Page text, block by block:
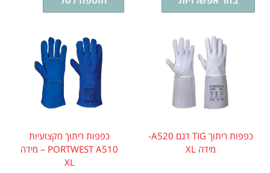
כפפות ריתוך TIG דגם A520-
מידה XL
כפפות ריתוך מקצועיות
PORTWEST A510 – מידה
XL